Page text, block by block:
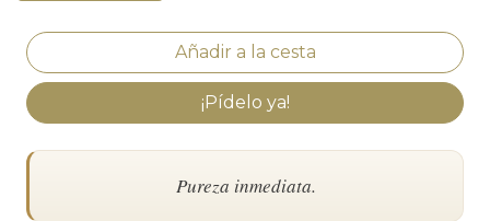
¡Pídelo ya!
Pureza inmediata.